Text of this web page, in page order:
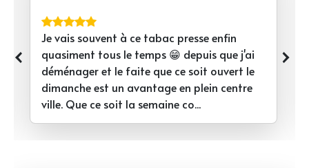
Je vais souvent à ce tabac presse enfin
quasiment tous le temps 😁 depuis que j'ai
déménager et le faite que ce soit ouvert le
dimanche est un avantage en plein centre
ville. Que ce soit la semaine co...
‹ ›